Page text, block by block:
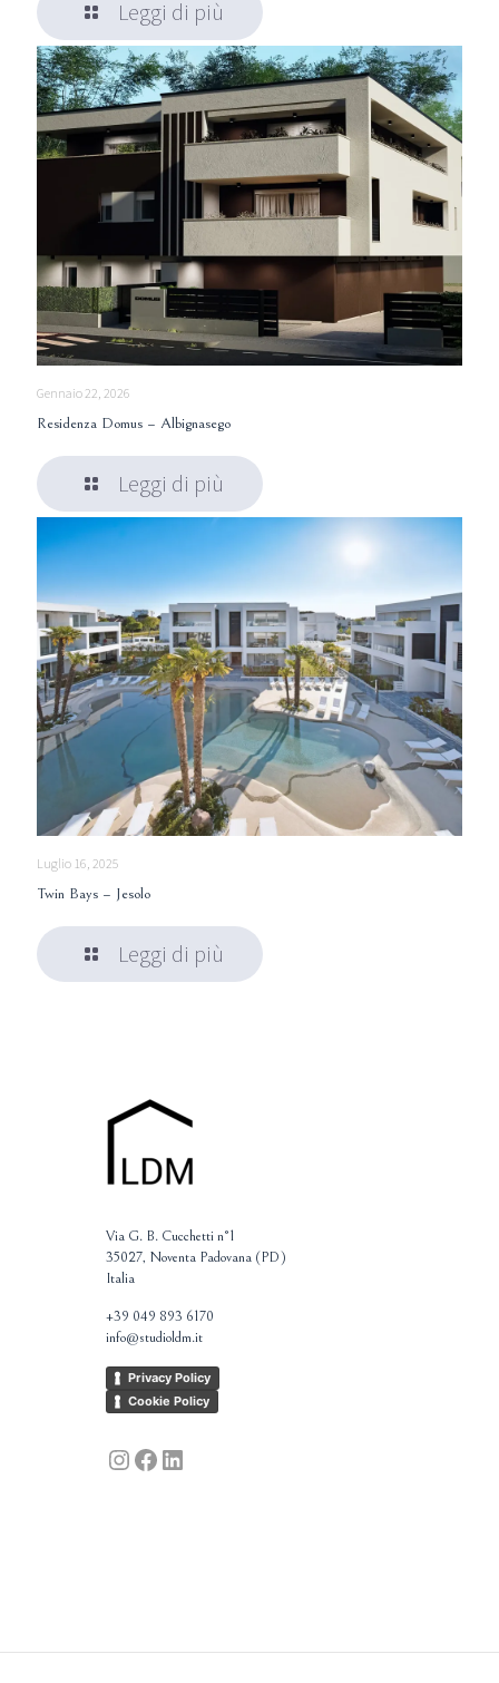
Leggi di più
Gennaio 22, 2026
Residenza Domus – Albignasego
Leggi di più
Luglio 16, 2025
Twin Bays – Jesolo
Leggi di più
Via G. B. Cucchetti n°1
35027, Noventa Padovana (PD)
Italia
+39 049 893 6170
info@studioldm.it
Privacy Policy
Cookie Policy
Instagram Facebook LinkedIn